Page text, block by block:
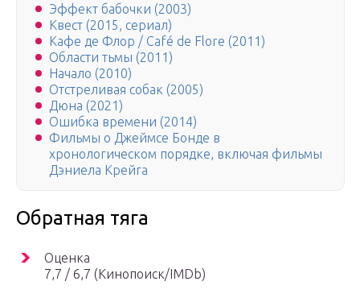
Эффект бабочки (2003)
Квест (2015, сериал)
Кафе де Флор / Café de Flore (2011)
Области тьмы (2011)
Начало (2010)
Отстреливая собак (2005)
Дюна (2021)
Ошибка времени (2014)
Фильмы о Джеймсе Бонде в
хронологическом порядке, включая фильмы
Дэниела Крейга
Обратная тяга
Оценка
7,7 / 6,7 (Кинопоиск/IMDb)